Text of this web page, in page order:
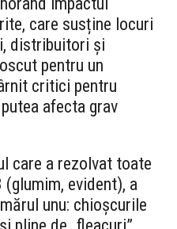
care susține locuri
distribuitori și
pentru un
critici pentru
afecta grav
care a rezolvat toate
evident), a
unu: chioșcurile